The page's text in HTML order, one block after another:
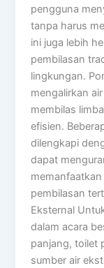
pengguna
tanpa harus
ini juga lebih
pembilasan
lingkungan.
mengalirkan
membilas
efisien.
dilengkapi
dapat
pembilasan
Eksternal
dalam acara
panjang, toilet
sumber air